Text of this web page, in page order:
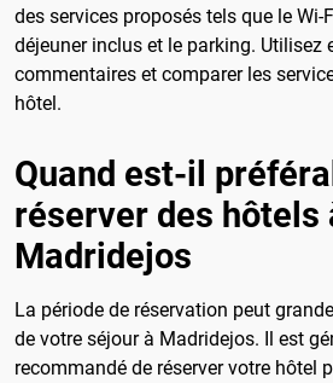
des services proposés tels que le Wi-
déjeuner inclus et le parking. Utilisez
commentaires et comparer les
hôtel.
Quand est-il
réserver des hôtels
Madridejos
La période de réservation peut
de votre séjour à Madridejos. Il est
recommandé de réserver votre hôtel